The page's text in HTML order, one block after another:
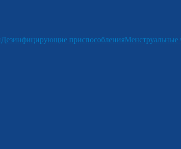
Дезинфицирующие приспособленияМенструальные